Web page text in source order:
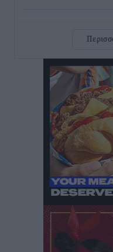
αναχωρούν από
Τι αλλάζει το
Τοπικές Ειδήσεις• πριν 14
ΥΠΑΑΤ: 12,5 εκατ.
βιοασφάλειας
Τοπικές Ειδήσεις πριν 14
Ποιοι φοιτητές
στέγη έως 2.500 ευρώ
πριν 14 ώρες